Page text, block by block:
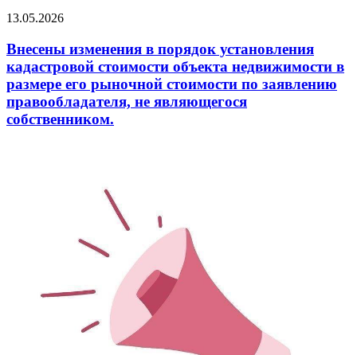
13.05.2026
Внесены изменения в порядок установления
кадастровой стоимости объекта недвижимости в
размере его рыночной стоимости по заявлению
правообладателя, не являющегося
собственником.